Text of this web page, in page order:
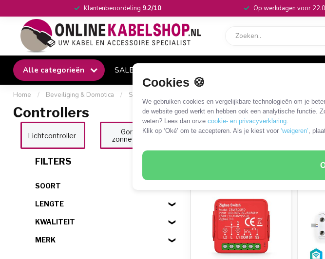
Cookies 🍪
We gebruiken cookies en vergelijkbare technologieën om je
de website goed werkt en hebben ook een analytische functie.
weten? Lees dan onze cookie- en privacyverklaring.
Klik op ‘Oké’ om te accepteren. Als je kiest voor ‘weigeren’,
Klantenbeoordeling 9.2/10 Op werkdagen voor
Alle categorieën SALE
Home / Beveiliging & Domotica / SmartLife
Controllers
Lichtcontroller
Gordijn-, rolluik- en
zonneschermcontroller
Stroomonderbreker
FILTERS
SOORT
LENGTE
KWALITEIT
MERK